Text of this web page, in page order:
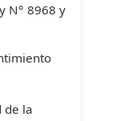
N° 8968 y
de la